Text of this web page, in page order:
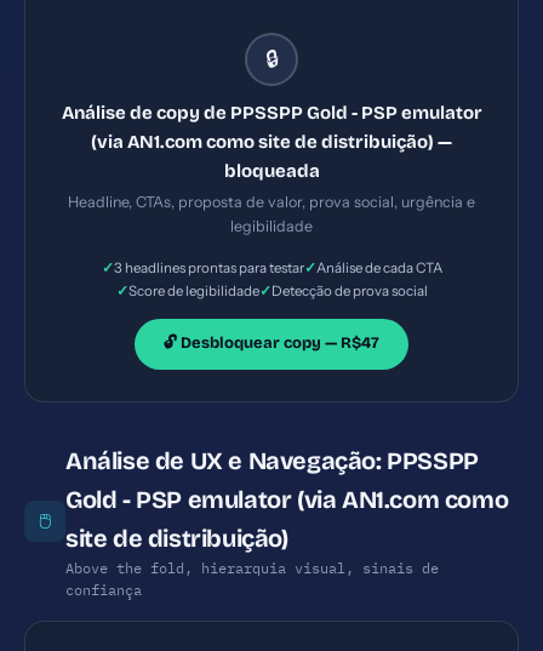
genéricos de download. Impacto razoável para
quem busca exatamente o APK, mas não destaca
incluem link de download e compartilhamento; o
principal CTA de download está presente, porém
não é visualmente destacado com cor contrastante
ou ação acionável (ex.: 'Baixar agora e instalar') e
🔒
Análise de copy de PPSSPP Gold - PSP emulator
(via AN1.com como site de distribuição) —
bloqueada
Headline, CTAs, proposta de valor, prova social, urgência e
legibilidade
✓3 headlines prontas para testar✓Análise de cada CTA
✓Score de legibilidade✓Detecção de prova social
🔓 Desbloquear copy — R$47
🖱️
Análise de UX e Navegação: PPSSPP
Gold - PSP emulator (via AN1.com como
site de distribuição)
Above the fold, hierarquia visual, sinais de
confiança